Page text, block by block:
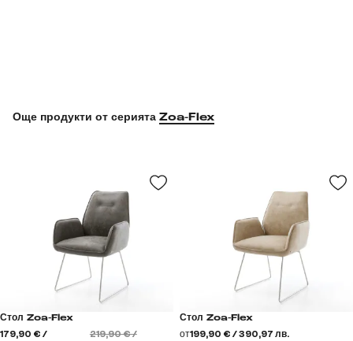
Още продукти от серията Zoa-Flex
Стол Zoa-Flex
179,90 € /
219,90 € /
Стол Zoa-Flex
от199,90 € / 390,97 лв.